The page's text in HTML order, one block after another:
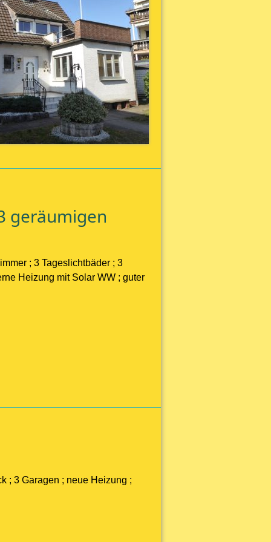
geräumigen
; 3 Tageslichtbäder ; 3
Heizung mit Solar WW ; guter
; 3 Garagen ; neue Heizung ;